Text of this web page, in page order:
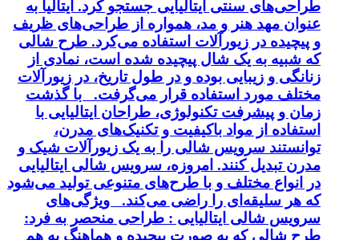
طراحی‌های سنتی ایتالیایی جستجو کرد. ایتالیا به
عنوان مهد هنر و مد، همواره از طراحی‌های ظریف
و پیچیده در زیورآلات استفاده می‌کرد. طرح شالی
که شبیه به یک شال پیچیده شده است، نمادی از
زنانگی و زیبایی بوده و در طول تاریخ، در زیورآلات
مختلف مورد استفاده قرار می‌گرفت. با گذشت
زمان و پیشرفت تکنولوژی، طراحان ایتالیایی با
استفاده از مواد باکیفیت و تکنیک‌های مدرن،
توانستند سرویس شالی را به یک زیورآلات شیک و
مدرن تبدیل کنند. امروزه، سرویس شالی ایتالیایی
در انواع مختلف و با طرح‌های متنوعی تولید می‌شود
که هر سلیقه‌ای را راضی می‌کند. ویژگی‌های
سرویس شالی ایتالیایی : طراحی منحصر به فرد:
طرح شالی که به صورت پیچیده و هماهنگ به هم